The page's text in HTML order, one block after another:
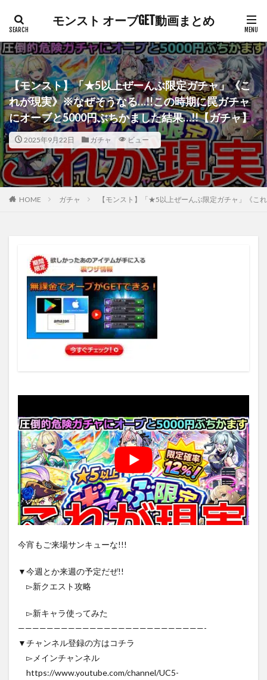
モンスト オーブGET動画まとめ
【モンスト】「★5以上ぜーんぶ限定ガチャ」《こ
れが現実》※なぜそうなる…!!この時期に罠ガチャ
にオーブと5000円ぶちかました結果…!!【ガチャ】
2025年9月22日 ガチャ ビュー
HOME ガチャ 【モンスト】「★5以上ぜーんぶ限定ガチャ」《
今宵もご来場サンキューな!!!
▼今週とか来週の予定だぜ!!
▻新クエスト攻略
▻新キャラ使ってみた
——————————————————————————-
▼チャンネル登録の方はコチラ
▻メインチャンネル
https://www.youtube.com/channel/UC5-